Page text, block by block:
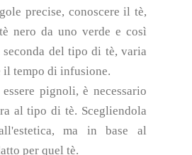
precise, conoscere il tè,
nero da uno verde e così
del tipo di tè, varia
il tempo di infusione.
pignoli, è necessario
al tipo di tè. Scegliendola
ma in base al
per quel tè.